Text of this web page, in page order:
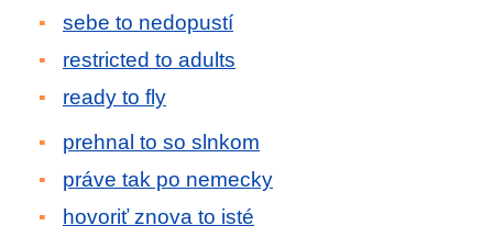
sebe to nedopustí
restricted to adults
ready to fly
prehnal to so slnkom
práve tak po nemecky
hovoriť znova to isté